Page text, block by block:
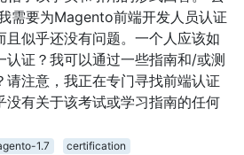
需要为Magento前端开发人员认证
且似乎还没有问题。一个人应该如
认证？我可以通过一些指南和/或测
请注意，我正在专门寻找前端认证
没有关于该考试或学习指南的任何
1.7 certification